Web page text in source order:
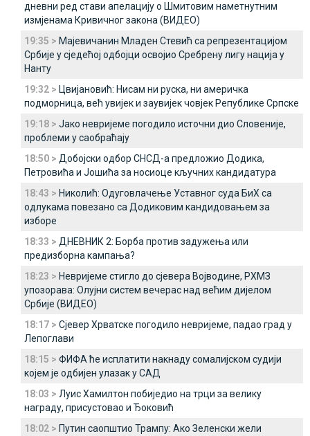
дневни ред стави апелацију о Шмитовим наметнутним
измјенама Кривичног закона (ВИДЕО)
19:35 > Мајевичанин Младен Стевић са репрезентацијом
Србије у сједећој одбојци освојио Сребрену лигу нација у
Нанту
19:32 > Цвијановић: Нисам ни руска, ни америчка
подморница, већ увијек и заувијек човјек Републике Српске
19:18 > Јако невријеме погодило источни дио Словеније,
проблеми у саобраћају
18:50 > Добојски одбор СНСД-а предложио Додика,
Петровића и Јошића за носиоце кључних кандидатура
18:43 > Николић: Одуговлачење Уставног суда БиХ са
одлукама повезано са Додиковим кандидовањем за
изборе
18:33 > ДНЕВНИК 2: Борба против задужења или
предизборна кампања?
18:23 > Невријеме стигло до сјевера Војводине, РХМЗ
упозорава: Олујни систем вечерас над већим дијелом
Србије (ВИДЕО)
18:17 > Сјевер Хрватске погодило невријеме, падао град у
Лепоглави
18:15 > ФИФА ће исплатити накнаду сомалијском судији
којем је одбијен улазак у САД
18:03 > Луис Хамилтон побиједио на трци за велику
награду, присустовао и Ђоковић
18:02 > Путин саопштио Трампу: Ако Зеленски жели